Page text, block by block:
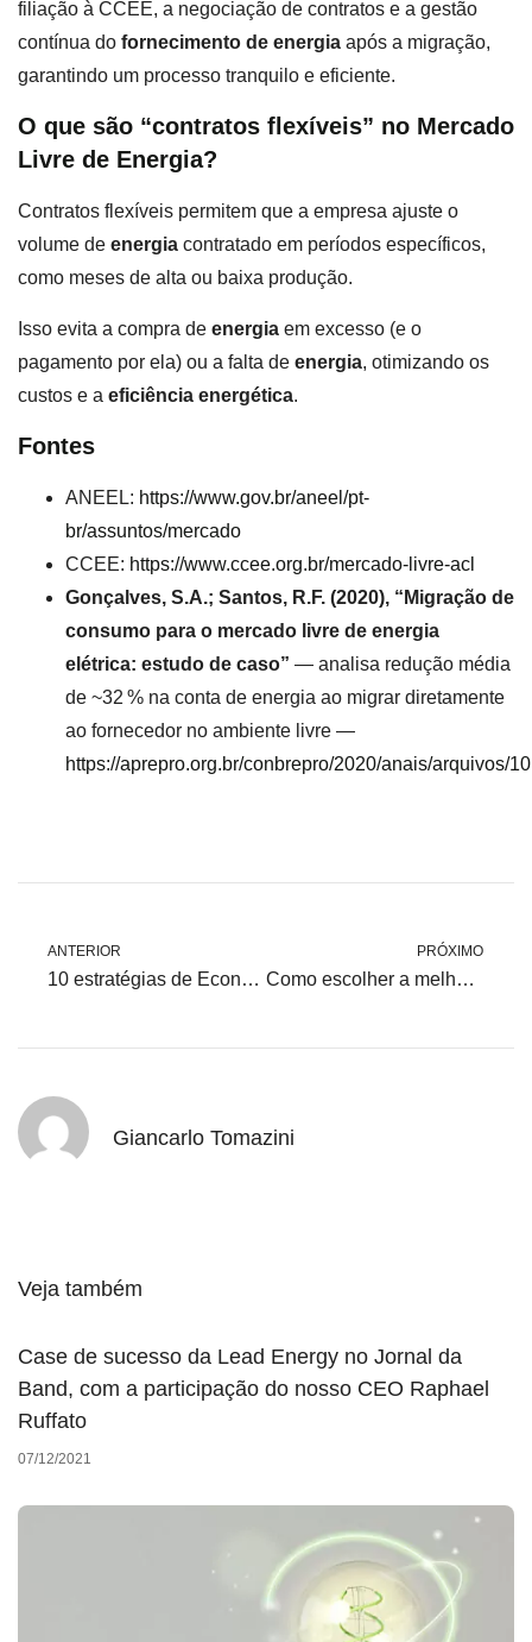
filiação à CCEE, a negociação de contratos e a gestão
contínua do fornecimento de energia após a migração,
garantindo um processo tranquilo e eficiente.
O que são “contratos flexíveis” no Mercado
Livre de Energia?
Contratos flexíveis permitem que a empresa ajuste o
volume de energia contratado em períodos específicos,
como meses de alta ou baixa produção.
Isso evita a compra de energia em excesso (e o
pagamento por ela) ou a falta de energia, otimizando os
custos e a eficiência energética.
Fontes
ANEEL: https://www.gov.br/aneel/pt-
br/assuntos/mercado
CCEE: https://www.ccee.org.br/mercado-livre-acl
Gonçalves, S.A.; Santos, R.F. (2020), “Migração de
consumo para o mercado livre de energia
elétrica: estudo de caso” — analisa redução média
de ~32 % na conta de energia ao migrar diretamente
ao fornecedor no ambiente livre —
https://aprepro.org.br/conbrepro/2020/anais/arquivos/
ANTERIOR
10 estratégias de Economia de energia para reduzir sua conta de luz
PRÓXIMO
Como escolher a melhor modalidade tarifária para redução de custos
Giancarlo Tomazini
Veja também
Case de sucesso da Lead Energy no Jornal da
Band, com a participação do nosso CEO Raphael
Ruffato
07/12/2021